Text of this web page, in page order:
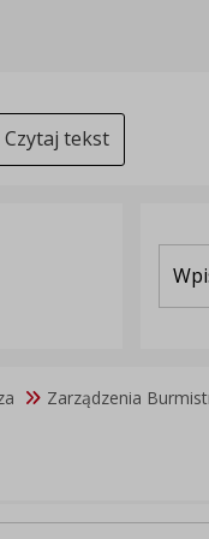
Czytaj tekst
Zarządzenia